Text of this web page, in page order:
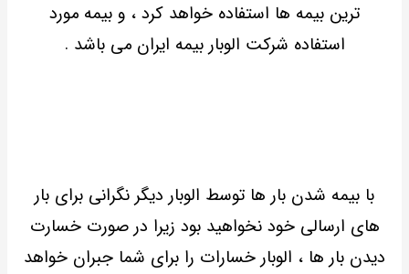
ترین بیمه ها استفاده خواهد کرد ، و بیمه مورد
استفاده شرکت الوبار بیمه ایران می باشد .
با بیمه شدن بار ها توسط الوبار دیگر نگرانی برای بار
های ارسالی خود نخواهید بود زیرا در صورت خسارت
دیدن بار ها ، الوبار خسارات را برای شما جبران خواهد